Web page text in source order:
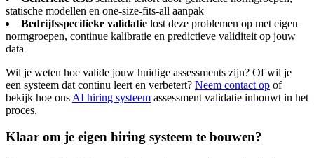
statische modellen en one-size-fits-all aanpak
Bedrijfsspecifieke validatie lost deze problemen op met eigen
normgroepen, continue kalibratie en predictieve validiteit op jouw
data
Wil je weten hoe valide jouw huidige assessments zijn? Of wil je
een systeem dat continu leert en verbetert? Neem contact op of
bekijk hoe ons AI hiring systeem assessment validatie inbouwt in het
proces.
Klaar om je eigen hiring systeem te bouwen?